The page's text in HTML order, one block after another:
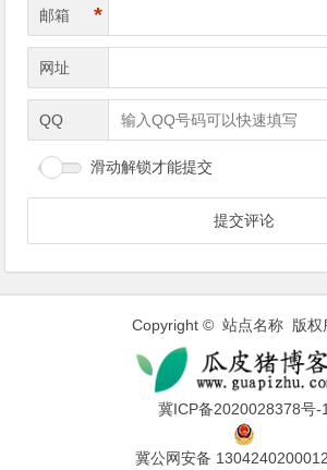
邮箱 *
网址
QQ
滑动解锁才能提交
Copyright © 站点名称 版权
冀ICP备2020028378号-1
冀公网安备